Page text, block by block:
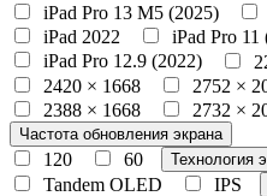
iPad Pro 13 M5 (2025)
iPad 2022
iPad Pro 11
iPad Pro 12.9 (2022)
2420 × 1668
2752 ×
2388 × 1668
2732 ×
Частота обновления экрана
120 60 Технология
Tandem OLED IPS